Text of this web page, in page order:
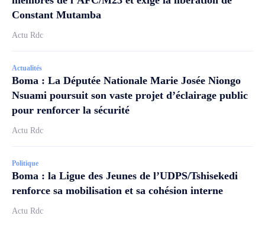
Constant Mutamba
Actu Rdc
Actualités
Boma : La Députée Nationale Marie Josée Niongo
Nsuami poursuit son vaste projet d’éclairage public
pour renforcer la sécurité
Actu Rdc
Politique
Boma : la Ligue des Jeunes de l’UDPS/Tshisekedi
renforce sa mobilisation et sa cohésion interne
Actu Rdc